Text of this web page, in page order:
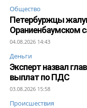
Общество
Петербуржцы
Ораниенбаумском
04.08.2026 14:43
Деньги
Эксперт назвал
выплат по ПДС
03.08.2026 15:58
Происшествия